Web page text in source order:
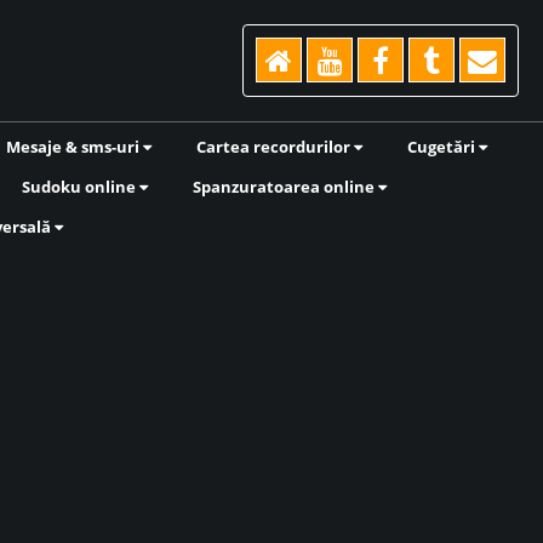
Mesaje & sms-uri Cartea recordurilor
Cugetări
Sudoku online
Spanzuratoarea online